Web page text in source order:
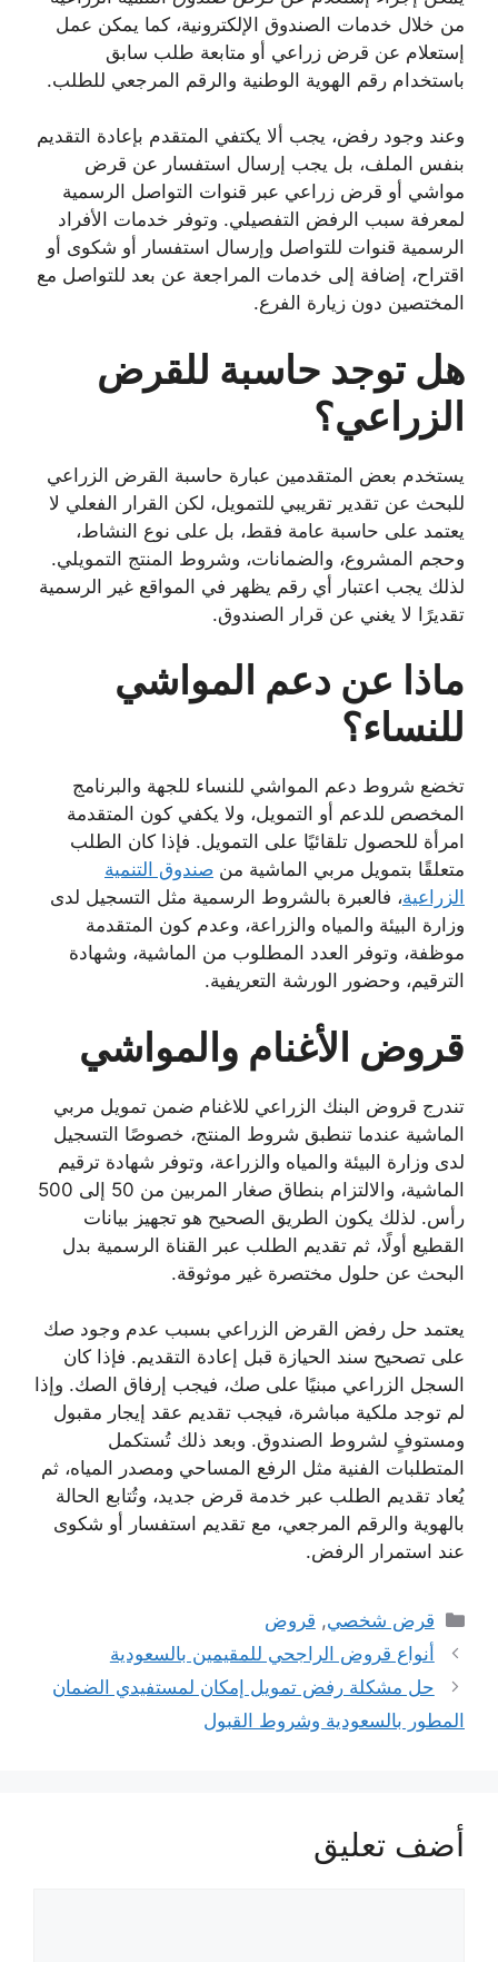
من خلال خدمات الصندوق الإلكترونية، كما يمكن عمل
إستعلام عن قرض زراعي أو متابعة طلب سابق
باستخدام رقم الهوية الوطنية والرقم المرجعي للطلب.
وعند وجود رفض، يجب ألا يكتفي المتقدم بإعادة التقديم
بنفس الملف، بل يجب إرسال استفسار عن قرض
مواشي أو قرض زراعي عبر قنوات التواصل الرسمية
لمعرفة سبب الرفض التفصيلي. وتوفر خدمات الأفراد
الرسمية قنوات للتواصل وإرسال استفسار أو شكوى أو
اقتراح، إضافة إلى خدمات المراجعة عن بعد للتواصل مع
المختصين دون زيارة الفرع.
هل توجد حاسبة للقرض
الزراعي؟
يستخدم بعض المتقدمين عبارة حاسبة القرض الزراعي
للبحث عن تقدير تقريبي للتمويل، لكن القرار الفعلي لا
يعتمد على حاسبة عامة فقط، بل على نوع النشاط،
وحجم المشروع، والضمانات، وشروط المنتج التمويلي.
لذلك يجب اعتبار أي رقم يظهر في المواقع غير الرسمية
تقديرًا لا يغني عن قرار الصندوق.
ماذا عن دعم المواشي
للنساء؟
تخضع شروط دعم المواشي للنساء للجهة والبرنامج
المخصص للدعم أو التمويل، ولا يكفي كون المتقدمة
امرأة للحصول تلقائيًا على التمويل. فإذا كان الطلب
متعلقًا بتمويل مربي الماشية من صندوق التنمية
الزراعية، فالعبرة بالشروط الرسمية مثل التسجيل لدى
وزارة البيئة والمياه والزراعة، وعدم كون المتقدمة
موظفة، وتوفر العدد المطلوب من الماشية، وشهادة
الترقيم، وحضور الورشة التعريفية.
قروض الأغنام والمواشي
تندرج قروض البنك الزراعي للاغنام ضمن تمويل مربي
الماشية عندما تنطبق شروط المنتج، خصوصًا التسجيل
لدى وزارة البيئة والمياه والزراعة، وتوفر شهادة ترقيم
الماشية، والالتزام بنطاق صغار المربين من 50 إلى 500
رأس. لذلك يكون الطريق الصحيح هو تجهيز بيانات
القطيع أولًا، ثم تقديم الطلب عبر القناة الرسمية بدل
البحث عن حلول مختصرة غير موثوقة.
يعتمد حل رفض القرض الزراعي بسبب عدم وجود صك
على تصحيح سند الحيازة قبل إعادة التقديم. فإذا كان
السجل الزراعي مبنيًا على صك، فيجب إرفاق الصك. وإذا
لم توجد ملكية مباشرة، فيجب تقديم عقد إيجار مقبول
ومستوفٍ لشروط الصندوق. وبعد ذلك تُستكمل
المتطلبات الفنية مثل الرفع المساحي ومصدر المياه، ثم
يُعاد تقديم الطلب عبر خدمة قرض جديد، وتُتابع الحالة
بالهوية والرقم المرجعي، مع تقديم استفسار أو شكوى
عند استمرار الرفض.
التصنيفات
قرض شخصي, قروض
أنواع قروض الراجحي للمقيمين بالسعودية
حل مشكلة رفض تمويل إمكان لمستفيدي الضمان
المطور بالسعودية وشروط القبول
أضف تعليق